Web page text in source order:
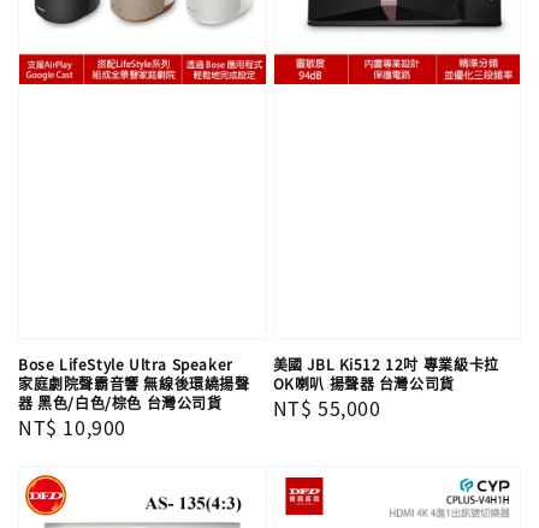
Bose LifeStyle Ultra Speaker
家庭劇院聲霸音響 無線後環繞揚聲
器 黑色/白色/棕色 台灣公司貨
Regular
NT$ 10,900
美國 JBL Ki512 12吋 專業級卡拉
OK喇叭 揚聲器 台灣公司貨
Regular
NT$ 55,000